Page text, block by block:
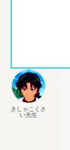
きしゃこくさ
い先生